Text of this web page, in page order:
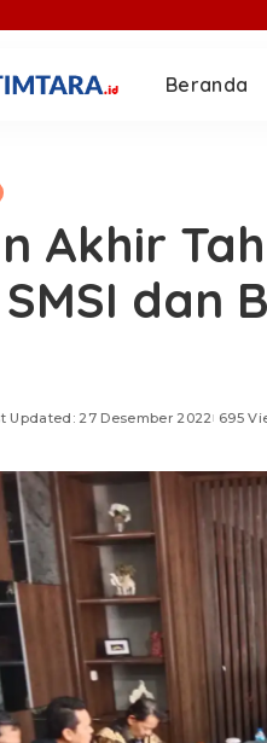
Beranda
Akhir
dan
Updated: 27 Desember 2022 695